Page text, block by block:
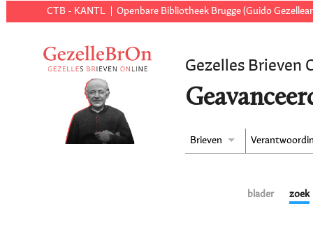
CTB - KANTL Openbare Bibliotheek Brugge (Guido
Gezelles Brieven
Brieven
blader zoek